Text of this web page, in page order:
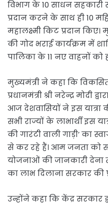
विभाग के 10 साधन
प्रदान करने के साथ ही 10
महालक्ष्मी किट प्रदान किए।
की गोद भराई कार्यक्रम में
पालिका के 11 नए वाहनों को
मुख्यमंत्री ने कहा कि
प्रधानमंत्री श्री नरेन्द्र मोदी
आज देशवासियों ने इस
सभी राज्यों के लाभार्थी इस
की गारंटी वाली गाड़ी’ का
से कर रहे हैं। आम जनता को
योजनाओं की जानकारी देना
का लाभ दिलाना सरकार की
उन्होंने कहा कि केंद्र सरकार